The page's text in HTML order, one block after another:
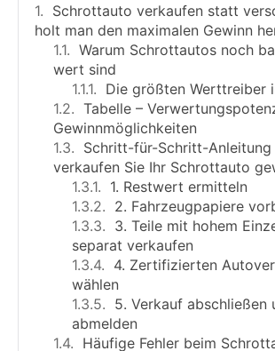
Schrottauto verkaufen statt
holt man den maximalen Gewinn
Warum Schrottautos noch
wert sind
Die größten Werttreiber
Tabelle –
Gewinnmöglichkeiten
Schritt-für-Schritt-Anleitung
verkaufen Sie Ihr Schrottauto
1. Restwert ermitteln
2. Fahrzeugpapiere
3. Teile mit hohem
separat verkaufen
4. Zertifizierten
wählen
5. Verkauf abschließen
abmelden
Häufige Fehler beim